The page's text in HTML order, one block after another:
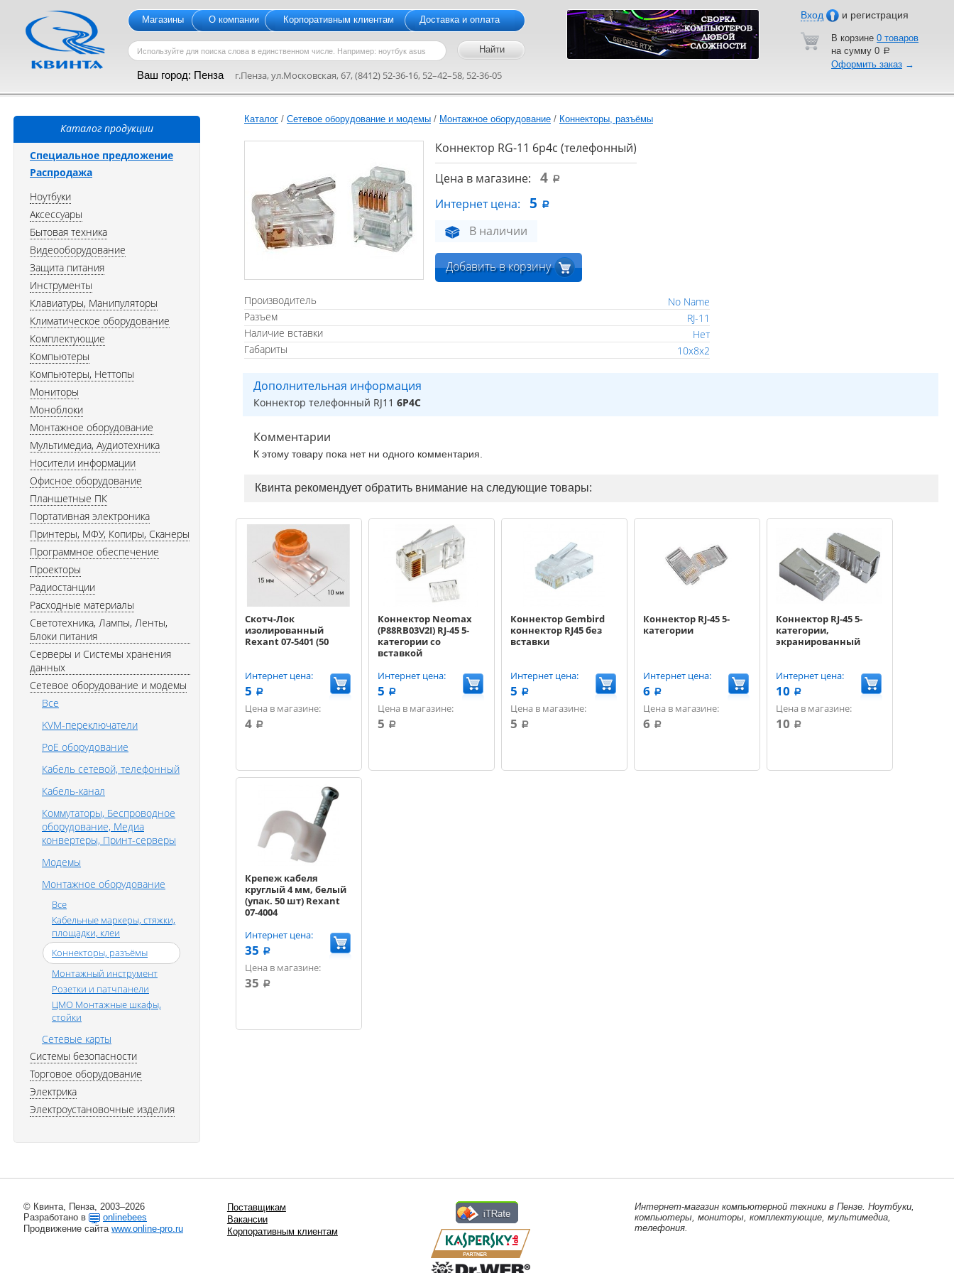
Вход и регистрация
В корзине 0 товаров
на сумму 0 a
Оформить заказ →
Магазины О компании Корпоративным клиентам Доставка и оплата
Ваш город: Пенза г.Пенза, ул.Московская, 67, (8412) 52-36-16, 52–42–58, 52-36-05
Каталог / Сетевое оборудование и модемы / Монтажное оборудование / Коннекторы, разъёмы
Коннектор RG-11 6p4c (телефонный)
Цена в магазине:
4 a
Интернет цена: 5 a
В наличии
Добавить в корзину
Производитель
No Name
Разъем
RJ-11
Наличие вставки
Нет
Габариты
10x8x2
Дополнительная информация
Коннектор телефонный RJ11 6P4C
Комментарии
К этому товару пока нет ни одного комментария.
Квинта рекомендует обратить внимание на следующие товары:
Скотч-Лок
изолированный
Rexant 07-5401 (50
Интернет цена:
5 a
Цена в магазине:
4 a
Коннектор Neomax
(P88RB03V2I) RJ-45 5-
категории со
вставкой
Интернет цена:
5 a
Цена в магазине:
5 a
Коннектор Gembird
коннектор RJ45 без
вставки
Интернет цена:
5 a
Цена в магазине:
5 a
Коннектор RJ-45 5-
категории
Интернет цена:
6 a
Цена в магазине:
6 a
Коннектор RJ-45 5-
категории,
экранированный
Интернет цена:
10 a
Цена в магазине:
10 a
Крепеж кабеля
круглый 4 мм, белый
(упак. 50 шт) Rexant
07-4004
Интернет цена:
35 a
Цена в магазине:
35 a
Каталог продукции
Специальное предложение
Распродажа
Ноутбуки
Аксессуары
Бытовая техника
Видеооборудование
Защита питания
Инструменты
Клавиатуры, Манипуляторы
Климатическое оборудование
Комплектующие
Компьютеры
Компьютеры, Неттопы
Мониторы
Моноблоки
Монтажное оборудование
Мультимедиа, Аудиотехника
Носители информации
Офисное оборудование
Планшетные ПК
Портативная электроника
Принтеры, МФУ, Копиры, Сканеры
Программное обеспечение
Проекторы
Радиостанции
Расходные материалы
Светотехника, Лампы, Ленты,
Блоки питания
Серверы и Системы хранения
данных
Сетевое оборудование и модемы
Все
KVM-переключатели
PoE оборудование
Кабель сетевой, телефонный
Кабель-канал
Коммутаторы, Беспроводное
оборудование, Медиа
конвертеры, Принт-серверы
Модемы
Монтажное оборудование
Все
Кабельные маркеры, стяжки,
площадки, клеи
Коннекторы, разъёмы
Монтажный инcтрумент
Розетки и патчпанели
ЦМО Монтажные шкафы,
стойки
Сетевые карты
Системы безопасности
Торговое оборудование
Электрика
Электроустановочные изделия
© Квинта, Пенза, 2003–2026
Разработано в
onlinebees
Продвижение сайтаwww.online-pro.ru
Поставщикам
Вакансии
Корпоративным клиентам
Интернет-магазин компьютерной техники в Пензе. Ноутбуки,
компьютеры, мониторы, комплектующие, мультимедиа,
телефония.